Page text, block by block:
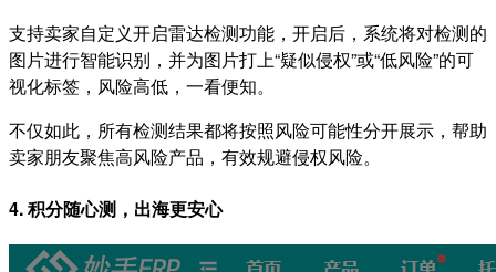
支持卖家自定义开启雷达检测功能，开启后，系统将对检测的
图片进行智能识别，并为图片打上“疑似侵权”或“低风险”的可
视化标签，风险高低，一看便知。
不仅如此，所有检测结果都将按照风险可能性分开展示，帮助
卖家朋友聚焦高风险产品，有效规避侵权风险。
4. 积分随心测，出海更安心